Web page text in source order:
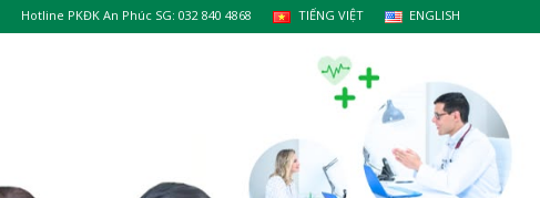
Hotline PKĐK An Phúc SG: 032 840 4868 TIẾNG VIỆT ENGLISH